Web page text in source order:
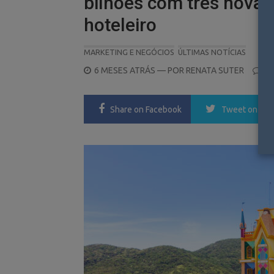
hoteleiro
MARKETING E NEGÓCIOS ÚLTIMAS NOTÍCIAS
POSTED
6 MESES ATRÁS — POR RENATA SUTER
Share on Facebook Tweet on